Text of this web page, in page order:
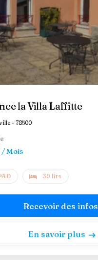
la Villa Laffitte
- 78500
/ Mois
39 lits
Recevoir des infos
En savoir plus